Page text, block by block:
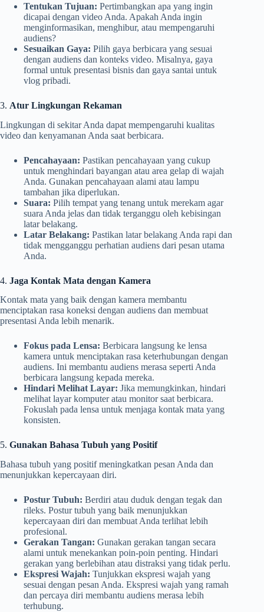
Tentukan Tujuan: Pertimbangkan apa yang ingin
dicapai dengan video Anda. Apakah Anda ingin
menginformasikan, menghibur, atau mempengaruhi
audiens?
Sesuaikan Gaya: Pilih gaya berbicara yang sesuai
dengan audiens dan konteks video. Misalnya, gaya
formal untuk presentasi bisnis dan gaya santai untuk
vlog pribadi.
3. Atur Lingkungan Rekaman
Lingkungan di sekitar Anda dapat mempengaruhi kualitas
video dan kenyamanan Anda saat berbicara.
Pencahayaan: Pastikan pencahayaan yang cukup
untuk menghindari bayangan atau area gelap di wajah
Anda. Gunakan pencahayaan alami atau lampu
tambahan jika diperlukan.
Suara: Pilih tempat yang tenang untuk merekam agar
suara Anda jelas dan tidak terganggu oleh kebisingan
latar belakang.
Latar Belakang: Pastikan latar belakang Anda rapi dan
tidak mengganggu perhatian audiens dari pesan utama
Anda.
4. Jaga Kontak Mata dengan Kamera
Kontak mata yang baik dengan kamera membantu
menciptakan rasa koneksi dengan audiens dan membuat
presentasi Anda lebih menarik.
Fokus pada Lensa: Berbicara langsung ke lensa
kamera untuk menciptakan rasa keterhubungan dengan
audiens. Ini membantu audiens merasa seperti Anda
berbicara langsung kepada mereka.
Hindari Melihat Layar: Jika memungkinkan, hindari
melihat layar komputer atau monitor saat berbicara.
Fokuslah pada lensa untuk menjaga kontak mata yang
konsisten.
5. Gunakan Bahasa Tubuh yang Positif
Bahasa tubuh yang positif meningkatkan pesan Anda dan
menunjukkan kepercayaan diri.
Postur Tubuh: Berdiri atau duduk dengan tegak dan
rileks. Postur tubuh yang baik menunjukkan
kepercayaan diri dan membuat Anda terlihat lebih
profesional.
Gerakan Tangan: Gunakan gerakan tangan secara
alami untuk menekankan poin-poin penting. Hindari
gerakan yang berlebihan atau distraksi yang tidak perlu.
Ekspresi Wajah: Tunjukkan ekspresi wajah yang
sesuai dengan pesan Anda. Ekspresi wajah yang ramah
dan percaya diri membantu audiens merasa lebih
terhubung.